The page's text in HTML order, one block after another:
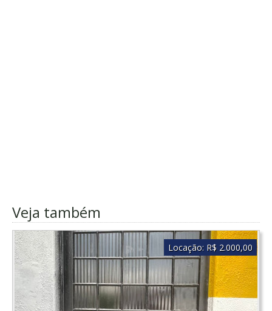
Veja também
Locação: R$ 2.000,00